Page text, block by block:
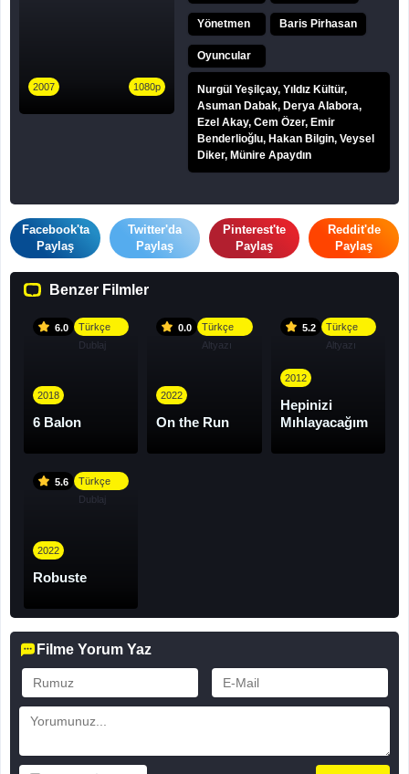
2007 1080p
Yönetmen Baris Pirhasan
Oyuncular
Nurgül Yeşilçay, Yıldız Kültür,
Asuman Dabak, Derya Alabora,
Ezel Akay, Cem Özer, Emir
Benderlioğlu, Hakan Bilgin, Veysel
Diker, Münire Apaydın
Facebook'ta
Paylaş
Twitter'da
Paylaş
Pinterest'te
Paylaş
Reddit'de
Paylaş
Benzer Filmler
6.0
Türkçe
Dublaj
2018
6 Balon
0.0
Türkçe
Altyazı
2022
On the Run
5.2
Türkçe
Altyazı
2012
Hepinizi
Mıhlayacağım
5.6
Türkçe
Dublaj
2022
Robuste
Filme Yorum Yaz